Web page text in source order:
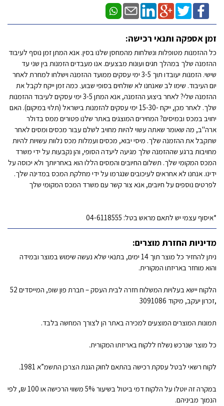
זמן אספקה ותנאי רכישה:
כל ההזמנות מטופלות ונשלחות מהמחסן שלנו בסין. אנא המתן זמן נוסף לעיבוד
ההזמנה שלך במהלך חגים ועונות מבצעים. אנו מעבדים הזמנות בין שני עד
שישי. הזמנות יעובדו תוך 3-5 ימי עסקים ממועד ההזמנה וישלחו למחרת לאחר
יום העיבוד. שימו לב שאנחנו לא שולחים בסופי שבוע. כמה זמן ייקח לקבל את
ההזמנה שלי? לאחר ביצוע ההזמנה, אנא המתן 3-5 ימי עסקים לעיבוד ההזמנות
שלך. לאחר מכן, ייקח -15-30 ימי עסקים להזמנות בישראל (תלוי במיקום). האם
יחויב במכס ובמיסים? המחירים המוצגים באתר שלנו פטורים ממס בדולר
ארה"ב, מה שאומר שאתה עשוי להיות מחויב לשלם עבור מכסים ומסים לאחר
שתקבל את ההזמנה שלך. מיסי יבוא, מכסים ועמלות מכס נלוות עשויות להיות
מחויבות ברגע שההזמנה שלך מגיעה ליעדה הסופי, והן נקבעות על ידי משרד
המכס המקומי שלך. תשלום החיובים והמסים הללו הוא באחריותך ולא יכוסה על
ידינו. אנחנו לא אחראים לעיכובים שנגרמו על ידי מחלקת המכס במדינה שלך.
לפרטים נוספים על חיובים, אנא צור קשר עם משרד המכס המקומי שלך
*איסוף עצמי יש לתאם מראש בטל: 04-6118555
מדיניות החזרת מוצרים:
ניתן להחזיר כל מוצר תוך 14 ימים, בתנאי שלא נעשה שימוש במוצר ובמידה
והוא מוחזר באריזתו המקורית.
הלקוח יישא בעלויות המשלוח חזרה לבית העסק – חברת פון שופ, המייסדים 52
,זכרון יעקב, מיקוד 3091086
תמונות המוצרים המוצעים למכירה באתר הן לצורך המחשה בלבד.
כל מוצר שנרכש נשלח ללקוח באריזתו המקורית.
לקוח רשאי לבטל עסקת רכישה בהתאם לחוק הגנת הצרכן התשמ”א 1981.
במקרה זה יוטלו על הלקוח דמי ביטול בשיעור 5% משווי הרכישה או 100 ₪, לפי
הנמוך מביניהם.